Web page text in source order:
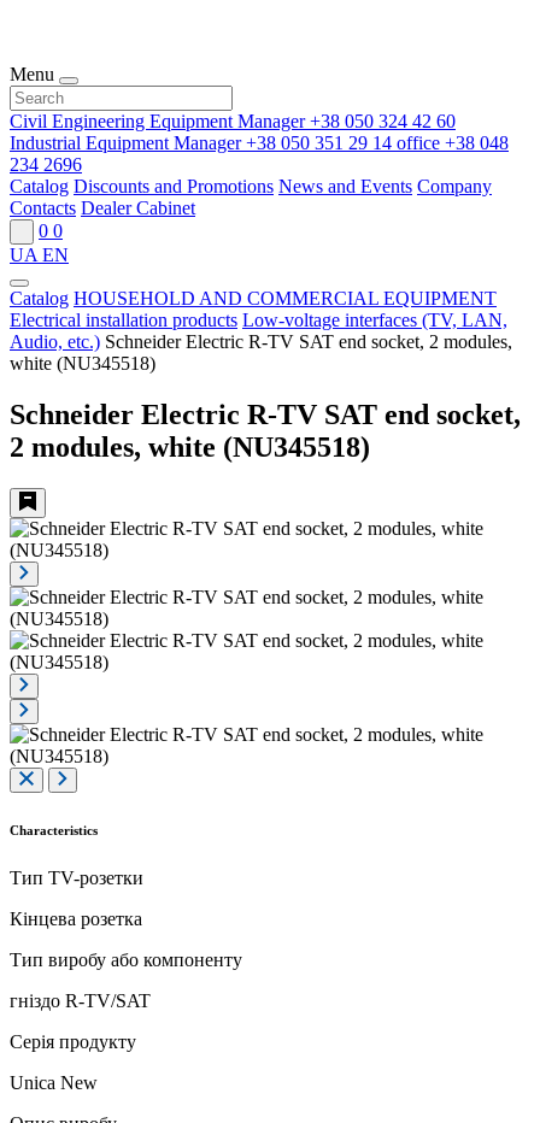
Menu
Civil Engineering Equipment Manager+38 050 324 42 60
Industrial Equipment Manager+38 050 351 29 14 office +38 048
234 2696
Catalog Discounts and Promotions News and Events Company
Contacts Dealer Cabinet
0 0
UA EN
Catalog HOUSEHOLD AND COMMERCIAL EQUIPMENT
Electrical installation products Low-voltage interfaces (TV, LAN,
Audio, etc.) Schneider Electric R-TV SAT end socket, 2 modules,
white (NU345518)
Schneider Electric R-TV SAT end socket,
2 modules, white (NU345518)
Characteristics
Тип TV-розетки
Кінцева розетка
Тип виробу або компоненту
гніздо R-TV/SAT
Серія продукту
Unica New